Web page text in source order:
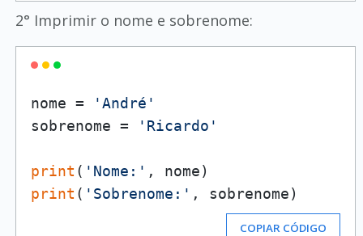
2° Imprimir o nome e sobrenome:
nome =
'André'
sobrenome =
'Ricardo'
print ( 'Nome:'
print ( 'Sobrenome:'
COPIAR CÓDIGO